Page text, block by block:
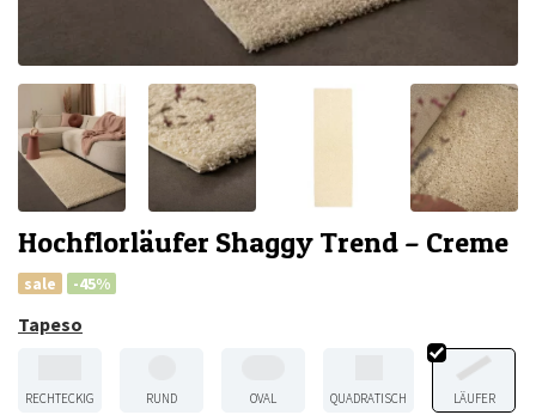
Hochflorläufer Shaggy Trend – Creme
sale -45%
Tapeso
RECHTECKIG RUND OVAL QUADRATISCH LÄUFER